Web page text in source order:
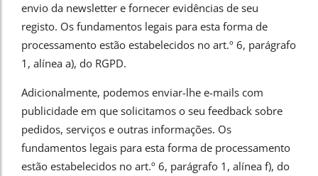
envio da newsletter e fornecer evidências de seu
registo. Os fundamentos legais para esta forma de
processamento estão estabelecidos no art.º 6, parágrafo
1, alínea a), do RGPD.
Adicionalmente, podemos enviar-lhe e-mails com
publicidade em que solicitamos o seu feedback sobre
pedidos, serviços e outras informações. Os
fundamentos legais para esta forma de processamento
estão estabelecidos no art.º 6, parágrafo 1, alínea f), do